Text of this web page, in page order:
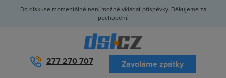
Do diskuse momentálně není možné vkládat příspěvky. Děkujeme za
pochopení.
277 270 707 Zavoláme zpátky